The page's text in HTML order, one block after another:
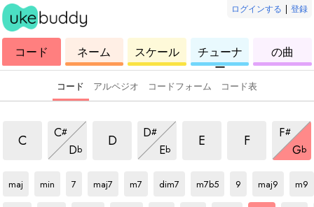
ログインする | 登録
ウ
ク
レ
コード
コ
ー
ド
ネーム
ウ
ク
レ
レ
スケール
ク
レ
レ
チューナ
ー
ク
レ
の曲
コード アルペジオ コードフォーム コード表
C C#
6/9 和音
Db
6/9 和音 D D#
6/9 和音
Eb
6/9 和音 E
F
F#
6/9 和
Gb
6/9
maj
min
7
maj7
m7
dim7
m7b5
9
maj9
和音
Gb
m9
和音